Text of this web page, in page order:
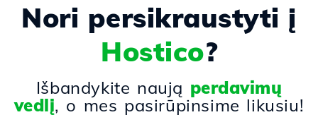
Nori persikraustyti į
Hostico?
Išbandykite naują perdavimų
vedlį, o mes pasirūpinsime likusiu!